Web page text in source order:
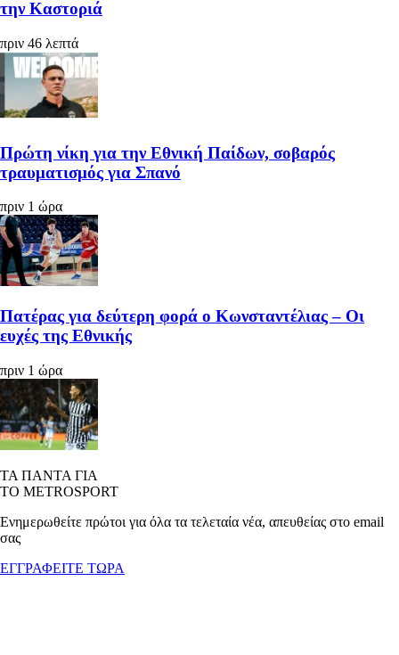
την Καστοριά
πριν 46 λεπτά
Πρώτη νίκη για την Εθνική Παίδων, σοβαρός
τραυματισμός για Σπανό
πριν 1 ώρα
Πατέρας για δεύτερη φορά ο Κωνσταντέλιας – Οι
ευχές της Εθνικής
πριν 1 ώρα
ΤΑ ΠΑΝΤΑ ΓΙΑ
ΤΟ METROSPORT
Ενημερωθείτε πρώτοι για όλα τα τελεταία νέα, απευθείας στο email
σας
ΕΓΓΡΑΦΕΙΤΕ ΤΩΡΑ